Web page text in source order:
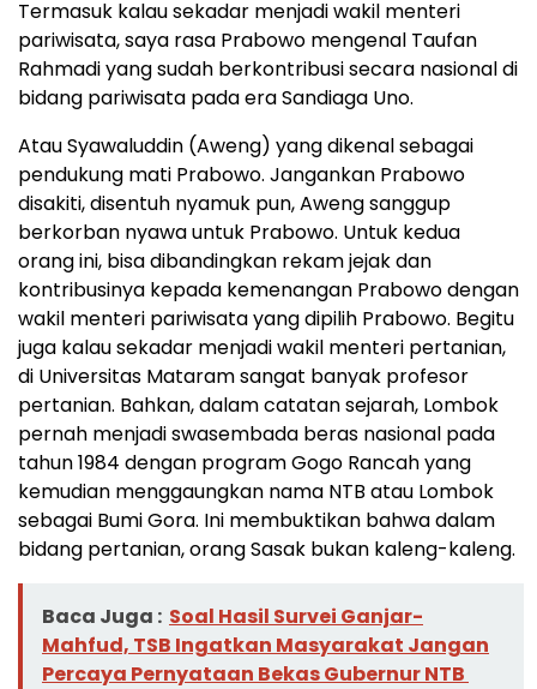
Termasuk kalau sekadar menjadi wakil menteri
pariwisata, saya rasa Prabowo mengenal Taufan
Rahmadi yang sudah berkontribusi secara nasional di
bidang pariwisata pada era Sandiaga Uno.
Atau Syawaluddin (Aweng) yang dikenal sebagai
pendukung mati Prabowo. Jangankan Prabowo
disakiti, disentuh nyamuk pun, Aweng sanggup
berkorban nyawa untuk Prabowo. Untuk kedua
orang ini, bisa dibandingkan rekam jejak dan
kontribusinya kepada kemenangan Prabowo dengan
wakil menteri pariwisata yang dipilih Prabowo. Begitu
juga kalau sekadar menjadi wakil menteri pertanian,
di Universitas Mataram sangat banyak profesor
pertanian. Bahkan, dalam catatan sejarah, Lombok
pernah menjadi swasembada beras nasional pada
tahun 1984 dengan program Gogo Rancah yang
kemudian menggaungkan nama NTB atau Lombok
sebagai Bumi Gora. Ini membuktikan bahwa dalam
bidang pertanian, orang Sasak bukan kaleng-kaleng.
Baca Juga : Soal Hasil Survei Ganjar-
Mahfud, TSB Ingatkan Masyarakat Jangan
Percaya Pernyataan Bekas Gubernur NTB